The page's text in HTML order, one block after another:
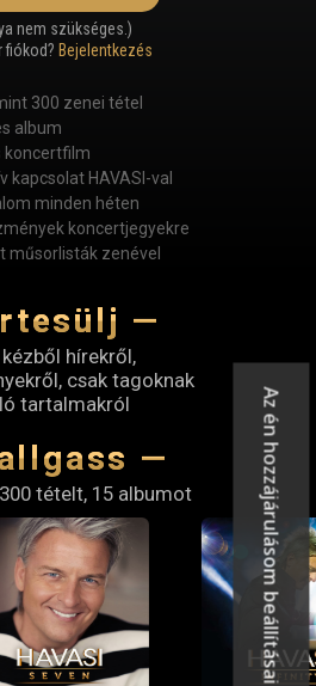
nem szükséges.)
fiókod? Bejelentkezés
300 zenei tétel
album
koncertfilm
kapcsolat HAVASI-val
minden héten
koncertjegyekre
műsorlisták zenével
—
hírekről,
csak tagoknak
tartalmakról
—
tételt, 15 albumot Az én hozzájárulásom beállításai